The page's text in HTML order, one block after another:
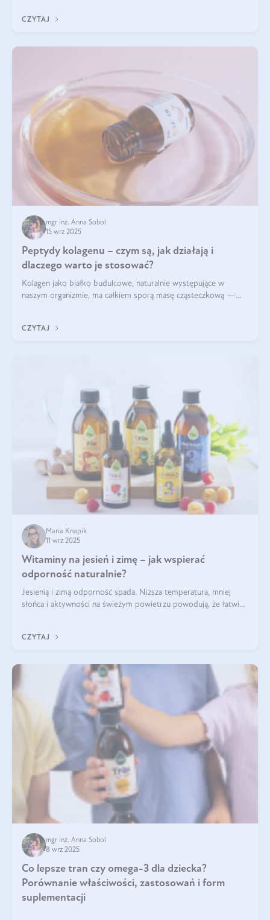
wysokiej jakości suplem
CZYTAJ
mgr inż. Anna Sobol
15 wrz 2025
Peptydy kolagenu – czym są, jak działają i
dlaczego warto je stosować?
Kolagen jako białko budulcowe, naturalnie występujące w
naszym organizmie, ma całkiem sporą masę cząsteczkową —
bardziej biodostępny
CZYTAJ
Maria Knapik
11 wrz 2025
Witaminy na jesień i zimę – jak wspierać
odporność naturalnie?
Jesienią i zimą odporność spada. Niższa temperatura, mniej
słońca i aktywności na świeżym powietrzu powodują, że łatwiej
suplementować jesienią i zimą?
CZYTAJ
mgr inż. Anna Sobol
8 wrz 2025
Co lepsze tran czy omega-3 dla dziecka?
Porównanie właściwości, zastosowań i form
suplementacji